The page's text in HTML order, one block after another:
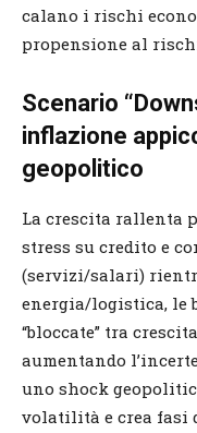
calano i rischi
propensione al
Scenario
inflazione
geopolitico
La crescita rallenta
stress su credito e
(servizi/salari)
energia/logistica, le
“bloccate” tra
aumentando
uno shock
volatilità e crea fasi